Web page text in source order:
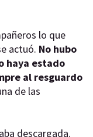
lo que
actuó. No hubo
haya estado
al resguardo
de las
descargada.